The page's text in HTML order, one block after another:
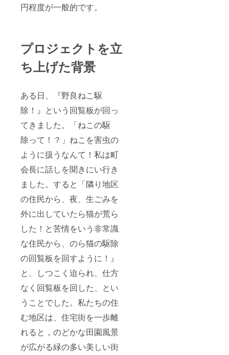
円程度が一般的です。
プロジェクトを立
ち上げた背景
ある日、『野良ねこ駆
除！』という回覧板が回っ
てきました。「ねこの駆
除って！？」ねこを害虫の
ように扱うなんて！私は町
会長に話しを聞きにい行き
ました。すると「隣り地区
の住民から、夜、生ごみを
外に出していたら猫が荒ら
した！と苦情をいう非常識
な住民から、のら猫の駆除
の回覧板を回すように！』
と、しつこく迫られ、仕方
なく回覧板を回した、とい
うことでした。私たちの住
む地区は、住宅街を一歩離
れると，のどかな田園風景
が広がる緑の多い美しい街